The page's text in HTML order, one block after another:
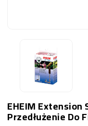
EHEIM Extension
Przedłużenie